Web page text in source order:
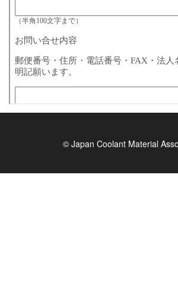
© Japan Coolant Material